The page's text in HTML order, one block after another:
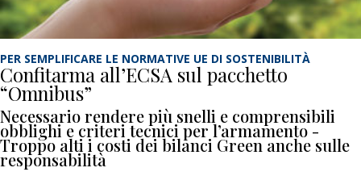
PER SEMPLIFICARE LE NORMATIVE UE DI SOSTENIBILITÀ
Confitarma all’ECSA sul pacchetto
“Omnibus”
Necessario rendere più snelli e comprensibili
obblighi e criteri tecnici per l’armamento -
Troppo alti i costi dei bilanci Green anche sulle
responsabilità